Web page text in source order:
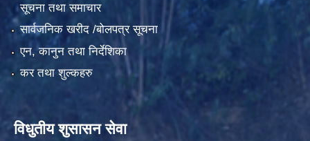
सूचना तथा समाचार
सार्वजनिक खरीद /बोलपत्र सूचना
एन, कानुन तथा निर्देशिका
कर तथा शुल्कहरु
विधुतीय शुसासन सेवा